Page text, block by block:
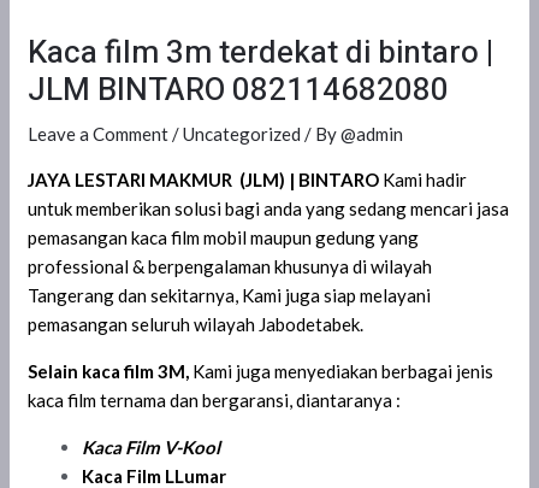
Kaca film 3m terdekat di bintaro |
JLM BINTARO 082114682080
Leave a Comment/Uncategorized / By@admin
JAYA LESTARI MAKMUR (JLM) | BINTARO Kami hadir
untuk memberikan solusi bagi anda yang sedang mencari jasa
pemasangan kaca film mobil maupun gedung yang
professional & berpengalaman khusunya di wilayah
Tangerang dan sekitarnya, Kami juga siap melayani
pemasangan seluruh wilayah Jabodetabek.
Selain kaca film 3M, Kami juga menyediakan berbagai jenis
kaca film ternama dan bergaransi, diantaranya :
Kaca Film V-Kool
Kaca Film LLumar